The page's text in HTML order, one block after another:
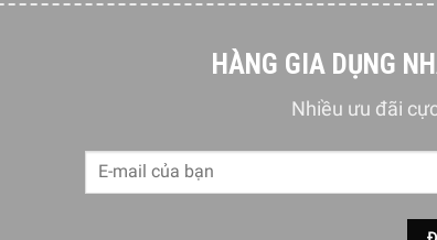
HÀNG GIA DỤNG
Nhiều ưu đãi